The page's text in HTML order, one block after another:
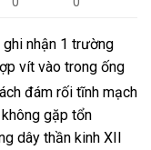
nhận 1 trường
vít vào trong ống
đám rối tĩnh mạch
gặp tổn
dây thần kinh XII